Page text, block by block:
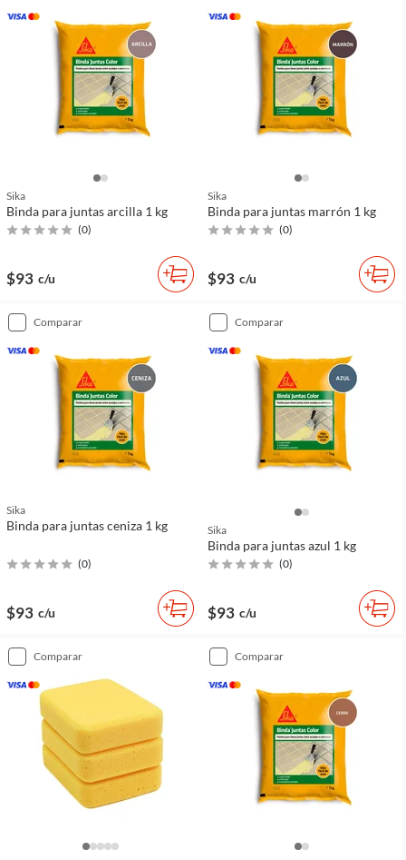
Sika
Binda para juntas arcilla 1 kg
(0)
$93 c/u
Sika
Binda para juntas marrón 1 kg
(0)
$93 c/u
comparar
Sika
Binda para juntas ceniza 1 kg
(0)
$93 c/u
comparar
Sika
Binda para juntas azul 1 kg
(0)
$93 c/u
comparar comparar